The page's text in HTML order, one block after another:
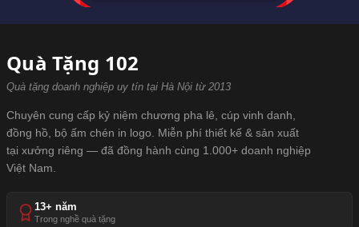
Quà Tặng 102
Quà tặng doanh nghiệp uy tín tại Hà Nội từ 2013
Chuyên cung cấp kỷ niệm chương pha lê, cúp vinh danh,
đồng hồ, bộ ấm chén in logo. Miễn phí thiết kế & sản xuất
tại xưởng riêng — đã đồng hành cùng 1.000+ doanh nghiệp
Việt Nam.
13+ năm
Trong nghề quà tặng